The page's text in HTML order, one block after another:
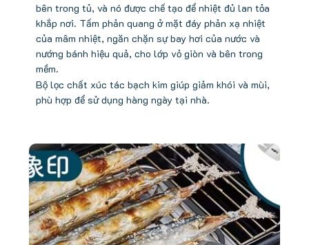
bên trong tủ, và nó được chế tạo để nhiệt đủ lan tỏa
khắp nơi. Tấm phản quang ở mặt đáy phản xạ nhiệt
của mâm nhiệt, ngăn chặn sự bay hơi của nước và
nướng bánh hiệu quả, cho lớp vỏ giòn và bên trong
mềm.
Bộ lọc chất xúc tác bạch kim giúp giảm khói và mùi,
phù hợp để sử dụng hàng ngày tại nhà.